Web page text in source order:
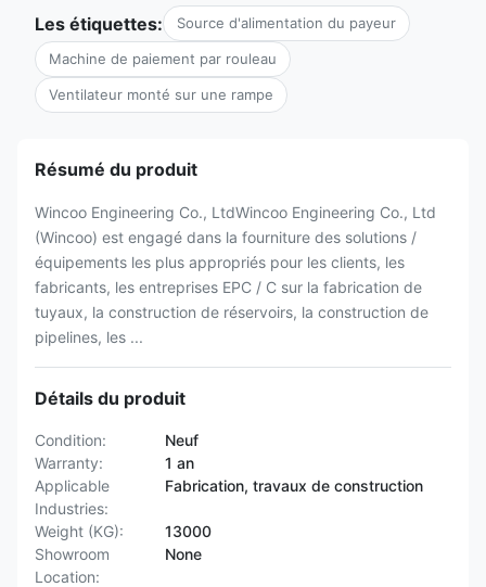
Les étiquettes: Source d'alimentation du payeur
Machine de paiement par rouleau
Ventilateur monté sur une rampe
Résumé du produit
Wincoo Engineering Co., LtdWincoo Engineering Co., Ltd
(Wincoo) est engagé dans la fourniture des solutions /
équipements les plus appropriés pour les clients, les
fabricants, les entreprises EPC / C sur la fabrication de
tuyaux, la construction de réservoirs, la construction de
pipelines, les ...
Détails du produit
Condition:
Neuf
Warranty:
1 an
Applicable
Industries:
Fabrication, travaux de construction
Weight (KG):
13000
Showroom
Location:
None